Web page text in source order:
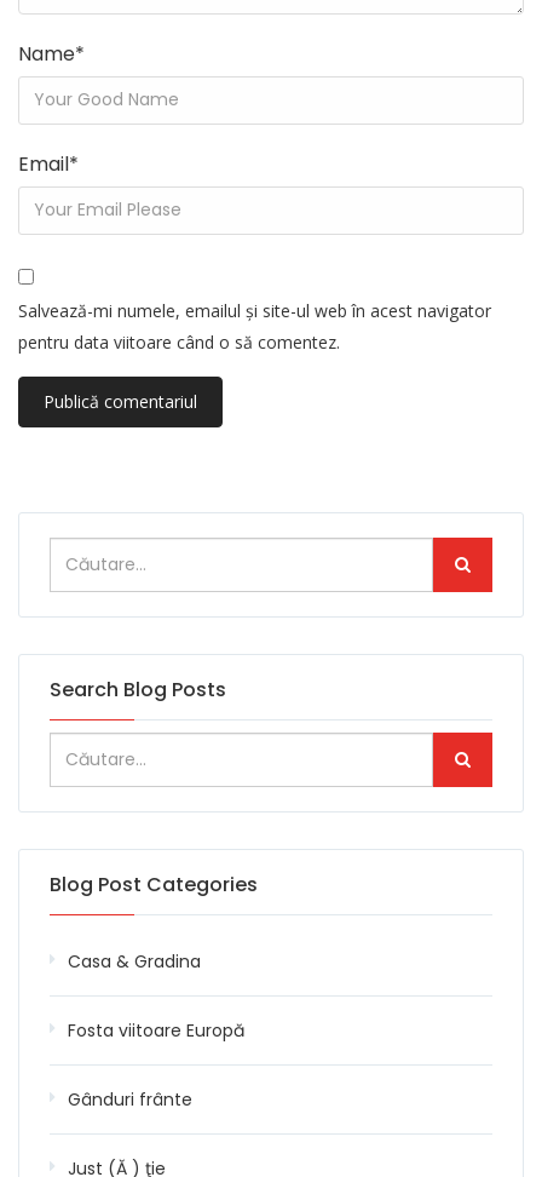
Name*
Email*
Salvează-mi numele, emailul și site-ul web în acest navigator
pentru data viitoare când o să comentez.
Search Blog Posts
Blog Post Categories
Casa & Gradina
Fosta viitoare Europă
Gânduri frânte
Just (Ă ) ţie